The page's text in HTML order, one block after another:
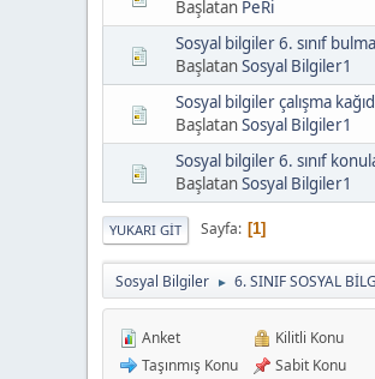
Başlatan PeRi
Sosyal bilgiler 6. sınıf
BaşlatanSosyal Bilgiler1
Sosyal bilgiler çalışma
BaşlatanSosyal Bilgiler1
Sosyal bilgiler 6. sınıf
BaşlatanSosyal Bilgiler1
YUKARI GIT Sayfa 1
Sosyal Bilgiler ► 6. SINIF SOSYAL
Anket
Taşınmış Konu
Kilitli Konu
Sabit Konu